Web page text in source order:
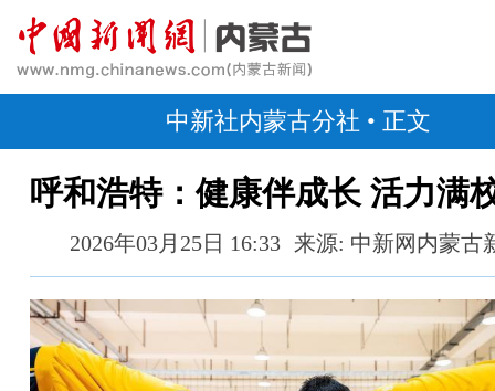
中新社内蒙古分社 • 正文
呼和浩特：健康伴成长 活力满
2026年03月25日 16:33 来源: 中新网内蒙古